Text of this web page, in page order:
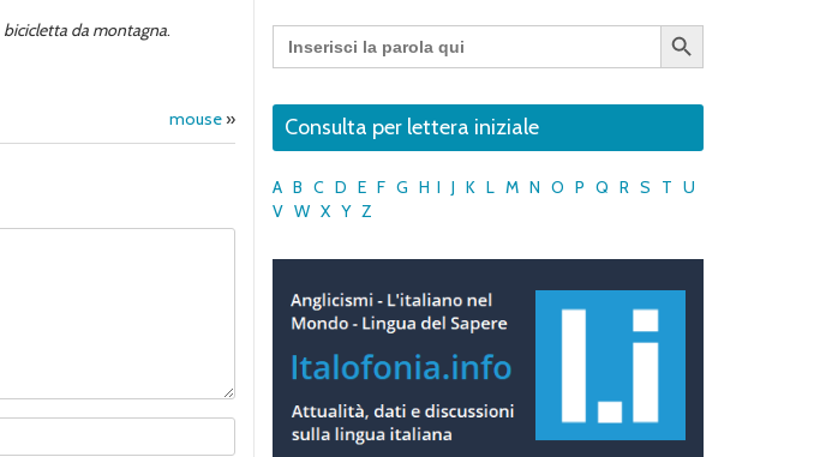
bicicletta da montagna.
mouse»
Search
for:
Search Button
Consulta per lettera iniziale
A B C D E F G H I J K L M N O P Q R S T U
V W X Y Z